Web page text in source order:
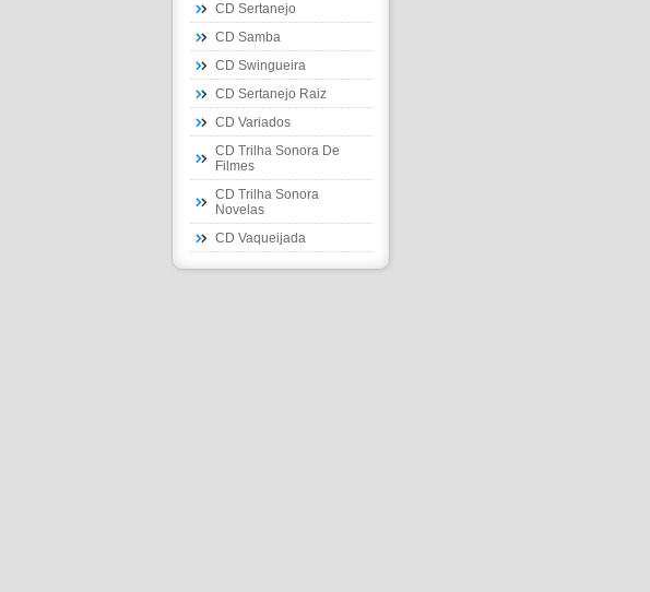
CD Sertanejo
CD Samba
CD Swingueira
CD Sertanejo Raiz
CD Variados
CD Trilha Sonora De
Filmes
CD Trilha Sonora
Novelas
CD Vaqueijada